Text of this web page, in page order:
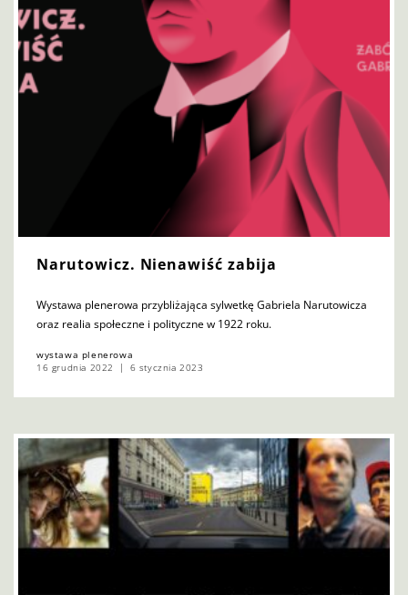
Narutowicz. Nienawiść zabija
Wystawa plenerowa przybliżająca sylwetkę Gabriela Narutowicza
oraz realia społeczne i polityczne w 1922 roku.
wystawa plenerowa
16 grudnia 2022
6 stycznia 2023